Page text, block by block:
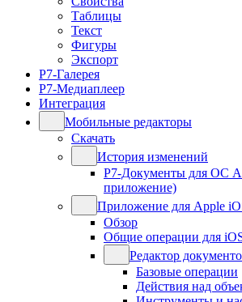
Таблицы
Текст
Фигуры
Экспорт
Р7-Галерея
Р7-Медиаплеер
Интеграция
Мобильные редакторы
Скачать
История изменений
Р7-Документы для ОС
приложение)
Приложение для Apple
Обзор
Общие операции для
Редактор
Базовые операции
Действия над